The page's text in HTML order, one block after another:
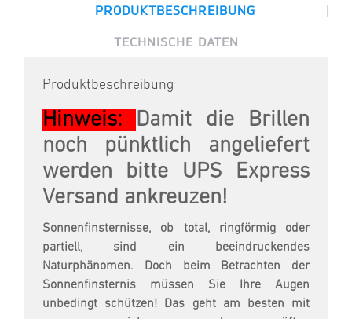
PRODUKTBESCHREIBUNG |
TECHNISCHE DATEN
Produktbeschreibung
Hinweis: Damit die Brillen
noch pünktlich angeliefert
werden bitte UPS Express
Versand ankreuzen!
Sonnenfinsternisse, ob total, ringförmig oder
partiell, sind ein beeindruckendes
Naturphänomen. Doch beim Betrachten der
Sonnenfinsternis müssen Sie Ihre Augen
unbedingt schützen! Das geht am besten mit